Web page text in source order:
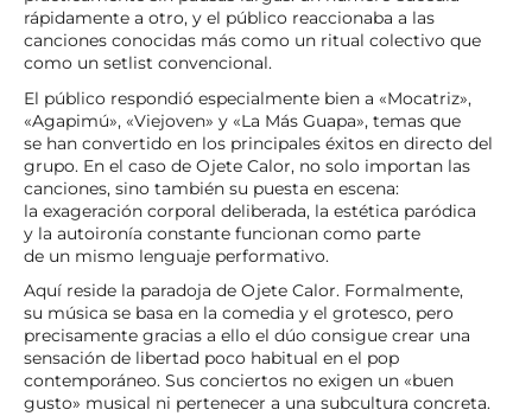
rápidamente a otro, y el público reaccionaba a las
canciones conocidas más como un ritual colectivo que
como un setlist convencional.
El público respondió especialmente bien a «Mocatriz»,
«Agapimú», «Viejoven» y «La Más Guapa», temas que
se han convertido en los principales éxitos en directo del
grupo. En el caso de Ojete Calor, no solo importan las
canciones, sino también su puesta en escena:
la exageración corporal deliberada, la estética paródica
y la autoironía constante funcionan como parte
de un mismo lenguaje performativo.
Aquí reside la paradoja de Ojete Calor. Formalmente,
su música se basa en la comedia y el grotesco, pero
precisamente gracias a ello el dúo consigue crear una
sensación de libertad poco habitual en el pop
contemporáneo. Sus conciertos no exigen un «buen
gusto» musical ni pertenecer a una subcultura concreta.